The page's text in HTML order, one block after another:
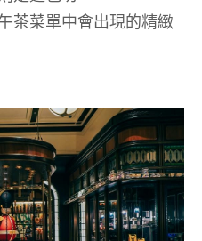
茶菜單中會出現的精緻